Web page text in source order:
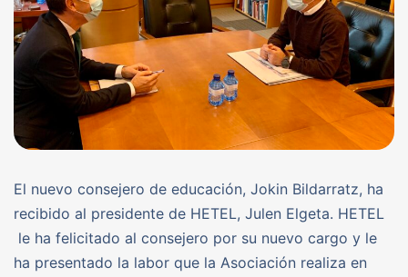
El nuevo consejero de educación, Jokin Bildarratz, ha
recibido al presidente de HETEL, Julen Elgeta. HETEL
le ha felicitado al consejero por su nuevo cargo y le
ha presentado la labor que la Asociación realiza en